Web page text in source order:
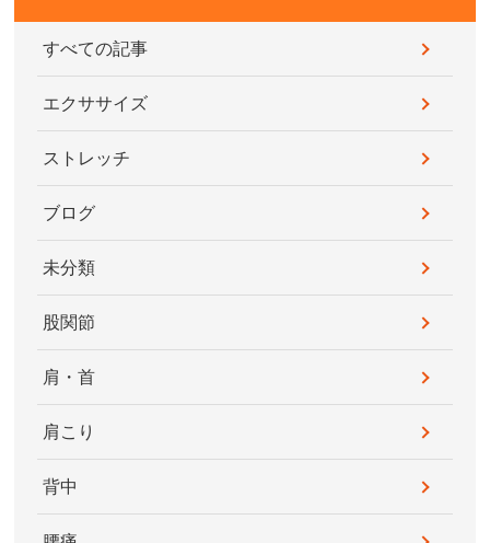
すべての記事
エクササイズ
ストレッチ
ブログ
未分類
股関節
肩・首
肩こり
背中